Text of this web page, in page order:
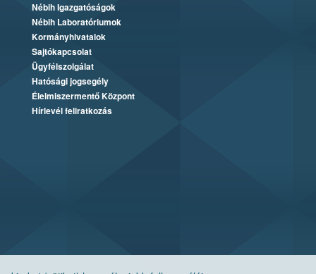
Nébih Igazgatóságok
Nébih Laboratóriumok
Kormányhivatalok
Sajtókapcsolat
Ügyfélszolgálat
Hatósági jogsegély
Élelmiszermentő Központ
Hírlevél feliratkozás